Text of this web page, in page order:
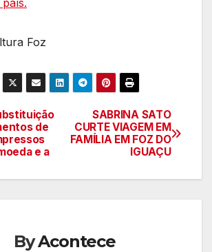
Foz
SABRINA SATO
CURTE VIAGEM EM
FAMÍLIA EM FOZ DO
IGUAÇU
de
e a
ByAcontece